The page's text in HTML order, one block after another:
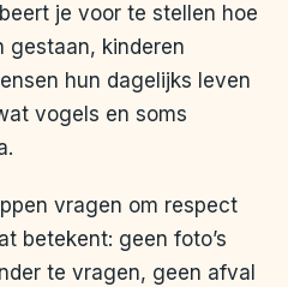
je voor te stellen hoe
gestaan, kinderen
hun dagelijks leven
vogels en soms
vragen om respect
betekent: geen foto’s
te vragen, geen afval